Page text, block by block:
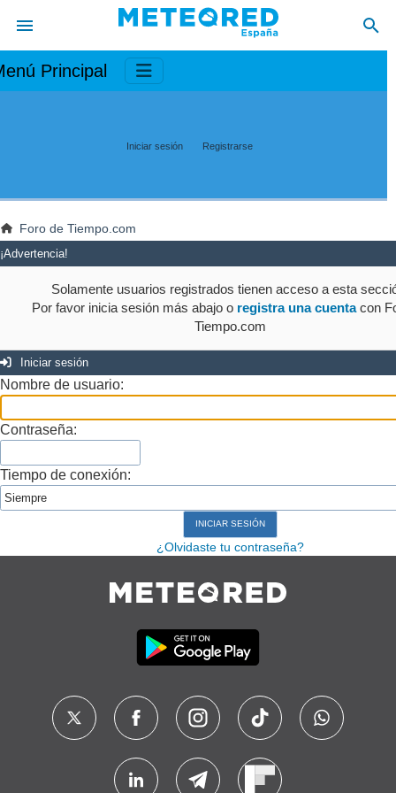
Principal
Iniciar sesión Registrarse
Foro de Tiempo.com
¡Advertencia!
Solamente usuarios registrados tienen acceso a esta
Por favor inicia sesión más abajo o registra una cuentacon
Tiempo.com
Iniciar sesión
Nombre de usuario:
Contraseña:
Tiempo de conexión:
¿Olvidaste tu contraseña?